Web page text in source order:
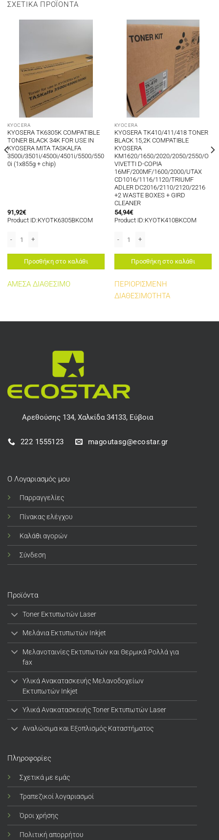
ΣΧΕΤΙΚΆ ΠΡΟΪΌΝΤΑ
KYOCERA
KYOSERA TK6305K COMPATIBLE
TONER BLACK 34K FOR USE IN
KYOSERA MITA TASKALFA
3500i/3501i/4500i/4501i/5500/550
0i (1x855g + chip)
91,92€
Product ID:KYOTK6305BKCOM
Προσθήκη στο καλάθι
ΑΜΕΣΑ ΔΙΑΘΕΣΙΜΟ
KYOCERA
KYOSERA TK410/411/418 TONER
BLACK 15,2K COMPATIBLE
KYOSERA
KM1620/1650/2020/2050/2550/O
VIVETTI D-COPIA
16MF/200MF/1600/2000/UTAX
CD1016/1116/1120/TRIUMF
ADLER DC2016/2110/2120/2216
+2 WASTE BOXES + GIRD
CLEANER
54,94€
Product ID:KYOTK410BKCOM
Προσθήκη στο καλάθι
ΠΕΡΙΟΡΙΣΜΕΝΗ
ΔΙΑΘΕΣΙΜΟΤΗΤΑ
Αρεθούσης 134, Χαλκίδα 34133, Εύβοια
222 1555123 magoutasg@ecostar.gr
Ο Λογαριασμός μου
Παρραγγελίες
Πίνακας ελέγχου
Καλάθι αγορών
Σύνδεση
Προϊόντα
Toner Εκτυπωτών Laser
Μελάνια Εκτυπωτών Inkjet
Μελανοταινίες Εκτυπωτών και Θερμικά Ρολλά για
fax
Υλικά Ανακατασκευής Μελανοδοχείων
Εκτυπωτών Inkjet
Υλικά Ανακατασκευής Toner Εκτυπωτών Laser
Αναλώσιμα και Εξοπλισμός Καταστήματος
Πληροφορίες
Σχετικά με εμάς
Τραπεζικοί λογαριασμοί
Όροι χρήσης
Πολιτική απορρήτου